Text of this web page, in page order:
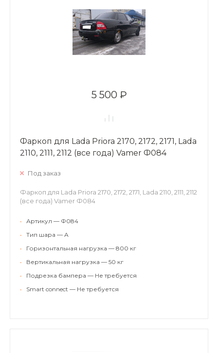
5 500 ₽
Фаркоп для Lada Priora 2170, 2172, 2171, Lada
2110, 2111, 2112 (все года) Vamer Ф084
Под заказ
Фаркоп для Lada Priora 2170, 2172, 2171, Lada 2110, 2111, 2112
(все года) Vamer Ф084
•
Артикул — Ф084
•
Тип шара — A
•
Горизонтальная нагрузка — 800 кг
•
Вертикальная нагрузка — 50 кг
•
Подрезка бампера — Не требуется
•
Smart connect — Не требуется